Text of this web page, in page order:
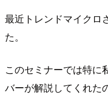
最近トレンドマイクロ
た。
このセミナーでは特に
バーが解説してくれた